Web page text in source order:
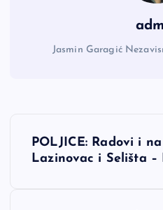
Jasmin Garagić
NPOLJICE: Radovi i
Lazinovac i Selišta –